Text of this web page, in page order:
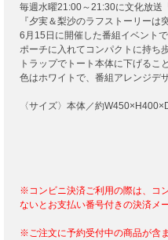
毎週水曜21:00～21:30に文化放送
『夕実＆梨沙のラフストーリーは
6月15日に開催した番組イベント
ポーチに入れてコンパクトに持ち
トラップでトート本体に下げるこ
色はホワイトで、番組アレンジデ
〈サイズ〉本体／約
※コンビニ決済ご利用の際は、コ
ないとお支払い番号付きの決済メ
※ご注文に予約受付中の商品が含ま